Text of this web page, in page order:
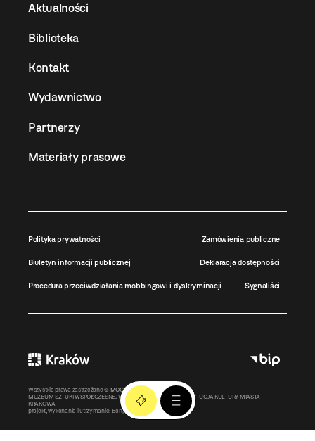
Aktualności
Biblioteka
Kontakt
Wydawnictwo
Partnerzy
Materiały prasowe
Polityka prywatności Zamówienia publiczne
Biuletyn informacji publicznej Deklaracja dostępności
Procedura przeciwdziałania mobbingowi i dyskryminacji Sygnaliści
Wszystkie prawa zastrzeżone © MOCAK2011-2026
MUZEUM SZTUKI WSPÓŁCZESNEJ W KRAKOWIE MOCAK – INSTYTUCJA KULTURY MIASTA
KRAKOWA
projekt, wykonanie i utrzymanie: Bonjour.pl